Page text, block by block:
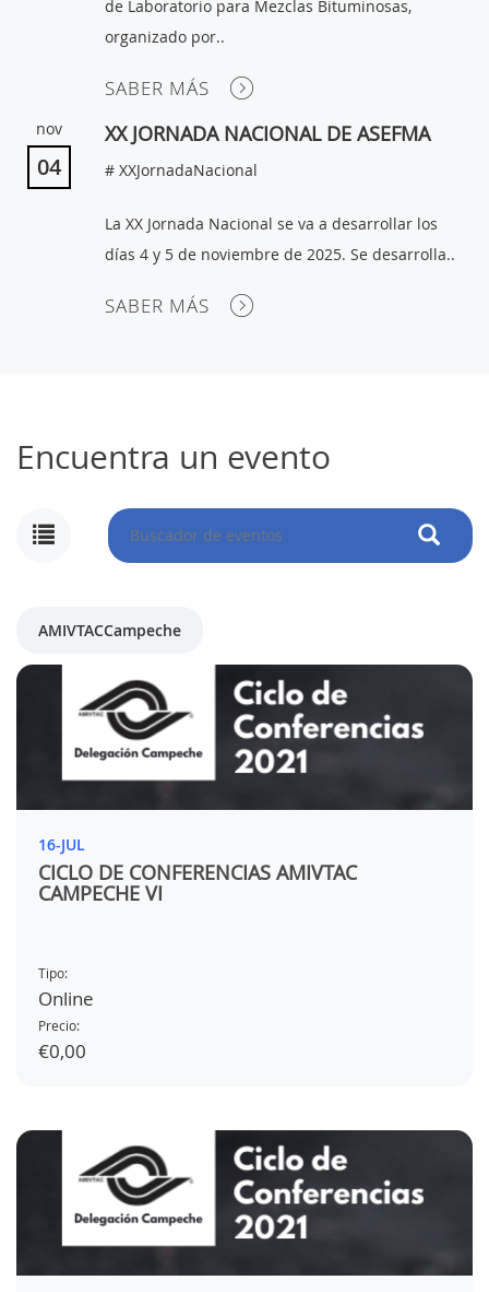
de Laboratorio para Mezclas Bituminosas,
organizado por..
SABER MÁS
nov
04
XX JORNADA NACIONAL DE ASEFMA
# XXJornadaNacional
La XX Jornada Nacional se va a desarrollar los
días 4 y 5 de noviembre de 2025. Se desarrolla..
SABER MÁS
Encuentra un evento
AMIVTACCampeche
16-JUL
CICLO DE CONFERENCIAS AMIVTAC
CAMPECHE VI
Tipo:
Online
Precio:
€0,00